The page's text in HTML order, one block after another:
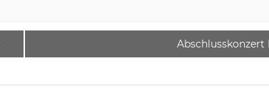
Abschlusskonzert